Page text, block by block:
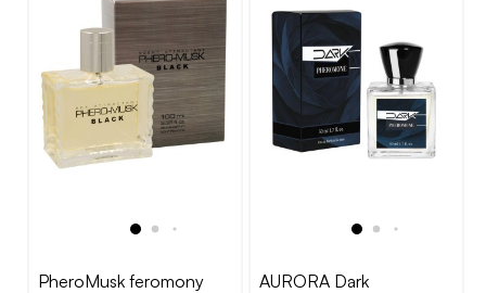
PheroMusk feromony
AURORA Dark